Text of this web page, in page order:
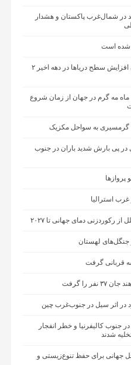
در شمال‌غرب پاکستان و هشدار
شده است
سازمان ملل: میزان افزایش سطح دریاها در دهه اخیر ۲
دومین ماه مه گرم در جهان از زمان شروع
به سواحل مکزیک
در پی بارش شدید باران در جنوب
پروازها
استرالیا
رکوردزنی دمای جهانی تا ۲۰۲۷
لهستان
قربانی گرفت
را گرفت
جنوب کالیفرنیا و خطر انفجار
جهانی برای حفظ تنوع‌زیستی و